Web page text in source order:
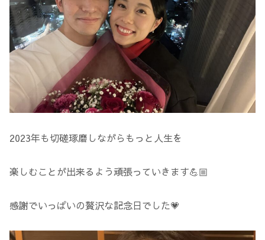
2023年も切磋琢磨しながらもっと人生を
楽しむことが出来るよう頑張っていきます💪🏼
感謝でいっぱいの贅沢な記念日でした💗